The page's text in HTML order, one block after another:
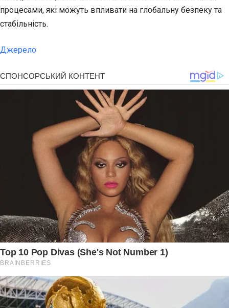
процесами, які можуть впливати на глобальну безпеку та
стабільність.
Джерело